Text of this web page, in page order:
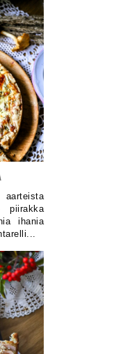
piirakka
ihania